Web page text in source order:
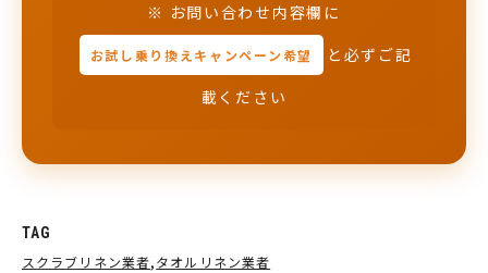
※ お問い合わせ内容欄に
お試し乗り換えキャンペーン希望
と必ずご記
載ください
TAG
スクラブリネン業者 タオルリネン業者